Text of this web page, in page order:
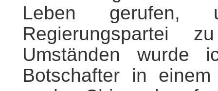
Leben
Regierungspartei
Umständen wurde
Botschafter in